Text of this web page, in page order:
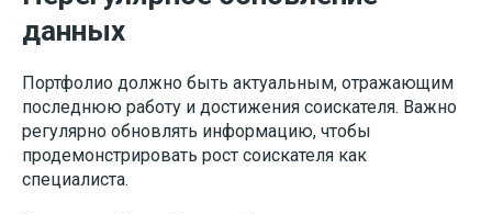
данных
Портфолио должно быть актуальным, отражающим
последнюю работу и достижения соискателя. Важно
регулярно обновлять информацию, чтобы
продемонстрировать рост соискателя как
специалиста.